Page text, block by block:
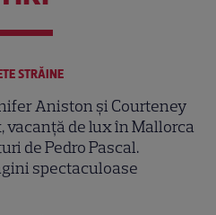
STRĂINE
Aniston și Courteney
vacanță de lux în Mallorca
de Pedro Pascal.
spectaculoase